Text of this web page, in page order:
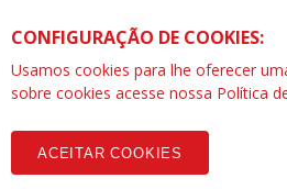
SCS Quadra 01 – Bloco “I” Ed.
Asa Sul – Brasília – DF
Telefone (61) 3032-8857 |
SAC: 0800 04209 13
CONFIGURAÇÃO DE COOKIES:
Usamos cookies para lhe oferecer
sobre cookies acesse nossa Política
ACEITAR COOKIES